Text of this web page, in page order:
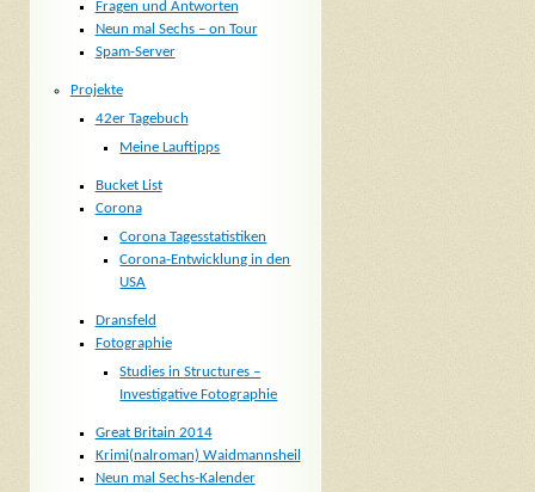
Fragen und Antworten
Neun mal Sechs – on Tour
Spam-Server
Projekte
42er Tagebuch
Meine Lauftipps
Bucket List
Corona
Corona Tagesstatistiken
Corona-Entwicklung in den
USA
Dransfeld
Fotographie
Studies in Structures –
Investigative Fotographie
Great Britain 2014
Krimi(nalroman) Waidmannsheil
Neun mal Sechs-Kalender